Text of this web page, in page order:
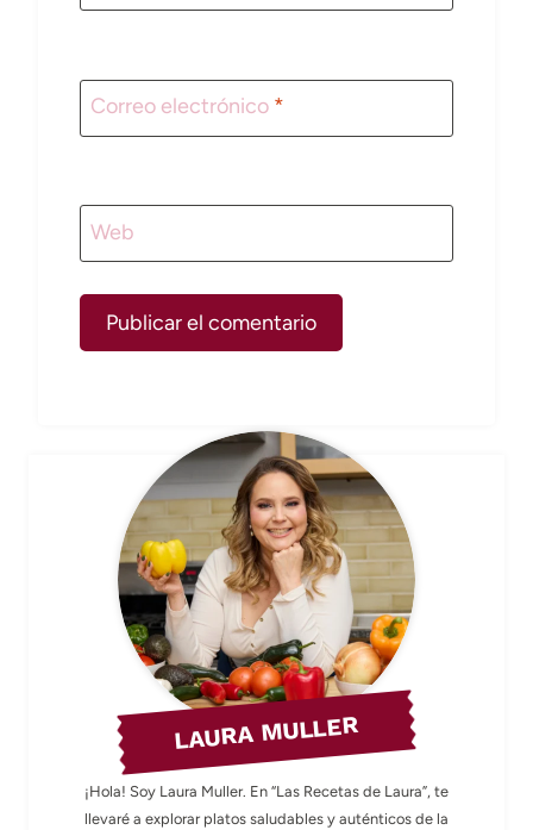
Correo electrónico *
Web
LAURA MULLER
¡Hola! Soy Laura Muller. En “Las Recetas de Laura”, te
llevaré a explorar platos saludables y auténticos de la